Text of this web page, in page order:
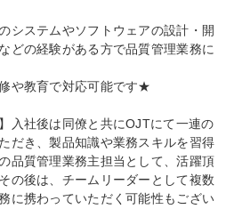
システムやソフトウェアの設計・開
どの経験がある方で品質管理業務に
や教育で対応可能です★
入社後は同僚と共にOJTにて一連の
だき、製品知識や業務スキルを習得
品質管理業務主担当として、活躍頂
の後は、チームリーダーとして複数
に携わっていただく可能性もござい